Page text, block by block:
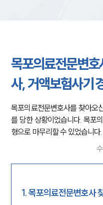
목포의료전문변
사, 거액보험사기
목포의료전문변호사를 찾아오
를 당한 상황이었습니다. 목포
형으로 마무리할 수 있었습니다.
1.목포의료전문변호사